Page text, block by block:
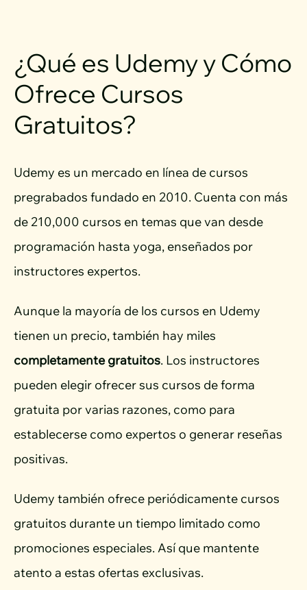
¿Qué es Udemy y Cómo
Ofrece Cursos
Gratuitos?
Udemy es un mercado en línea de cursos
pregrabados fundado en 2010. Cuenta con más
de 210,000 cursos en temas que van desde
programación hasta yoga, enseñados por
instructores expertos.
Aunque la mayoría de los cursos en Udemy
tienen un precio, también hay miles
completamente gratuitos. Los instructores
pueden elegir ofrecer sus cursos de forma
gratuita por varias razones, como para
establecerse como expertos o generar reseñas
positivas.
Udemy también ofrece periódicamente cursos
gratuitos durante un tiempo limitado como
promociones especiales. Así que mantente
atento a estas ofertas exclusivas.